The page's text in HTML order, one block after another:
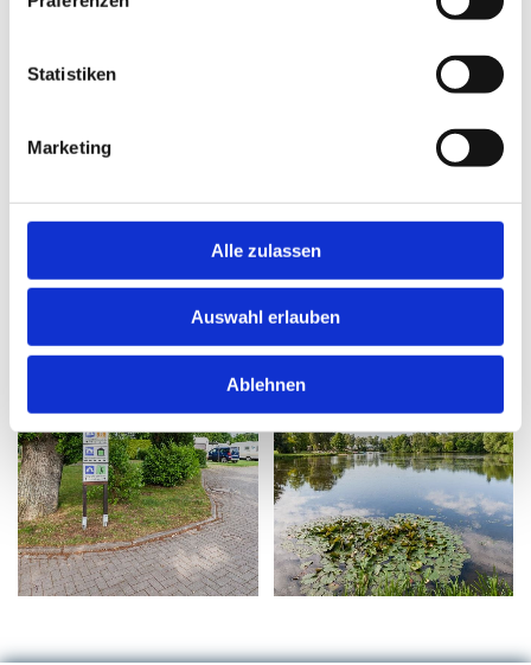
Statistiken
Marketing
Alle zulassen
Auswahl erlauben
Ablehnen